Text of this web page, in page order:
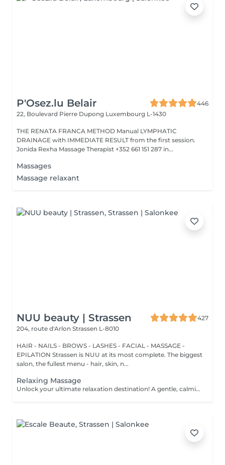
P'Osez.lu Belair
446
22, Boulevard Pierre Dupong Luxembourg L-1430
THE RENATA FRANCA METHOD Manual LYMPHATIC
DRAINAGE with IMMEDIATE RESULT from the first session.
Jonida Rexha Massage Therapist +352 661 151 287 in...
Massages
Massage relaxant
NUU beauty | Strassen
427
204, route d'Arlon Strassen L-8010
HAIR - NAILS - BROWS - LASHES - FACIAL - MASSAGE -
EPILATION Strassen is NUU at its most complete. The biggest
salon, the fullest menu - hair, skin, n...
Relaxing Massage
Unlock your ultimate relaxation destination! A gentle, calming experience designed to soothe the nervous system and melt away daily stress. Long, flowing strokes, soft pressure, and calming aromas help you drift into deep relaxation and leave you feeling refreshed, rebalanced, and renewed. Age restrictions: there are no age restrictions for this procedure. Post procedure recommendations: do not do sport and any sharp movements 2-3 hours after the procedure. Frequency: 1-2 times per week, 10 times in total. Repeat once in 3-6 months.